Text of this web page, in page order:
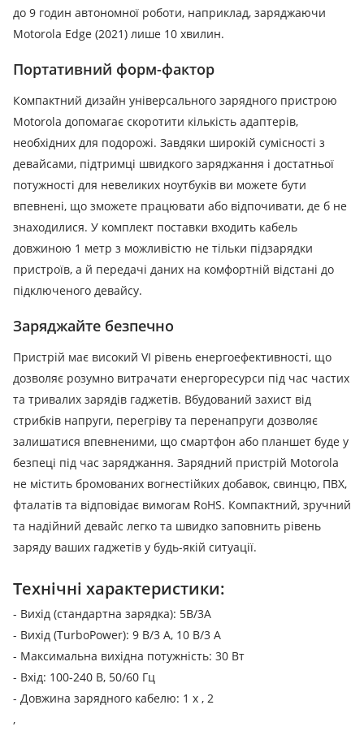
до 9 годин автономної роботи, наприклад, заряджаючи
Motorola Edge (2021) лише 10 хвилин.
Портативний форм-фактор
Компактний дизайн універсального зарядного пристрою
Motorola допомагає скоротити кількість адаптерів,
необхідних для подорожі. Завдяки широкій сумісності з
девайсами, підтримці швидкого заряджання і достатньої
потужності для невеликих ноутбуків ви можете бути
впевнені, що зможете працювати або відпочивати, де б не
знаходилися. У комплект поставки входить кабель
довжиною 1 метр з можливістю не тільки підзарядки
пристроїв, а й передачі даних на комфортній відстані до
підключеного девайсу.
Заряджайте безпечно
Пристрій має високий VI рівень енергоефективності, що
дозволяє розумно витрачати енергоресурси під час частих
та тривалих зарядів гаджетів. Вбудований захист від
стрибків напруги, перегріву та перенапруги дозволяє
залишатися впевненими, що смартфон або планшет буде у
безпеці під час заряджання. Зарядний пристрій Motorola
не містить бромованих вогнестійких добавок, свинцю, ПВХ,
фталатів та відповідає вимогам RoHS. Компактний, зручний
та надійний девайс легко та швидко заповнить рівень
заряду ваших гаджетів у будь-якій ситуації.
Технічні характеристики:
- Вихід (стандартна зарядка): 5В/3А
- Вихід (TurboPower): 9 В/3 А, 10 В/3 А
- Максимальна вихідна потужність: 30 Вт
- Вхід: 100-240 В, 50/60 Гц
- Довжина зарядного кабелю: 1 х , 2
,